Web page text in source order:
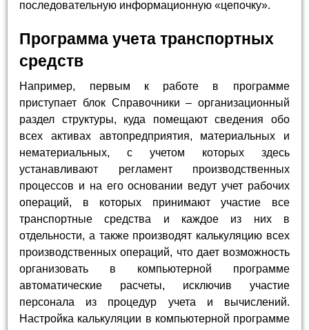
последовательную информационную «цепочку».
Программа учета транспортных
средств
Например, первым к работе в программе
приступает блок Справочники – организационный
раздел структуры, куда помещают сведения обо
всех активах автопредприятия, материальных и
нематериальных, с учетом которых здесь
устанавливают регламент производственных
процессов и на его основании ведут учет рабочих
операций, в которых принимают участие все
транспортные средства и каждое из них в
отдельности, а также производят калькуляцию всех
производственных операций, что дает возможность
организовать в компьютерной программе
автоматические расчеты, исключив участие
персонала из процедур учета и вычислений.
Настройка калькуляции в компьютерной программе